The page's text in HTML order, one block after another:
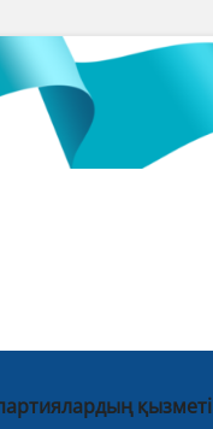
қызметі